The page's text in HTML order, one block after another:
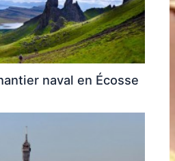
naval en Écosse